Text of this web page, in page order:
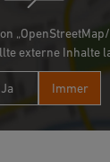
externe Inhalte
Ja Immer